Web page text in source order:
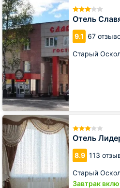
Отель
9.1 67
Старый
Славянка
Отель
8.9 113
Старый
Завтрак
Отель
Лидер